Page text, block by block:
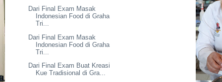
Dari Final Exam Masak
Indonesian Food di Graha
Tri...
Dari Final Exam Masak
Indonesian Food di Graha
Tri...
Dari Final Exam Buat Kreasi
Kue Tradisional di Gra...